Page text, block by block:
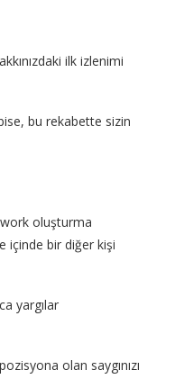
ilk izlenimi
bu rekabette sizin
oluşturma
içinde bir diğer kişi
yargılar
olan saygınızı